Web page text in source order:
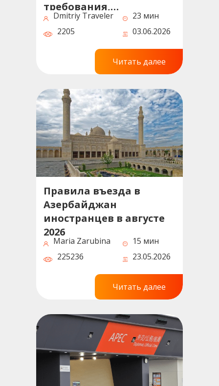
требования,
документы, сроки и
советы
Dmitriy Traveler
23 мин
2205
03.06.2026
Читать далее
Правила въезда в
Азербайджан
иностранцев в августе
2026
Maria Zarubina
15 мин
225236
23.05.2026
Читать далее